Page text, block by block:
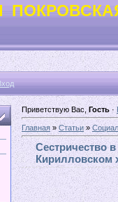
Приветствую Вас,Гость ·
Главная»Статьи»
Сестричество
Кирилловском